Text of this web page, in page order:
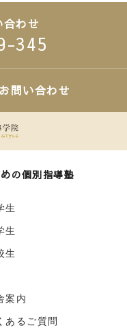
合わせ
345
問い合わせ
の個別指導塾
生
生
生
案内
あるご質問